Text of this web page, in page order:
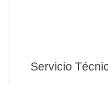
Servicio